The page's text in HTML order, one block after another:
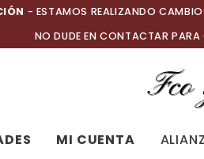
- ESTAMOS REALIZANDO
NO DUDE EN CONTACTAR
MI CUENTA